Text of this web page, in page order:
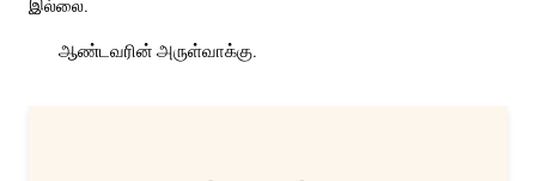
இல்லை.
ஆண்டவரின் அருள்வாக்கு.